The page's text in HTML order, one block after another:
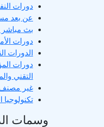
دورات
عن بعد
بث مباشر
دورات
الدورات
دورات
التقني
غير
تكنولوجيا
وسمات